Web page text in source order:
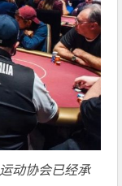
动协会已经承